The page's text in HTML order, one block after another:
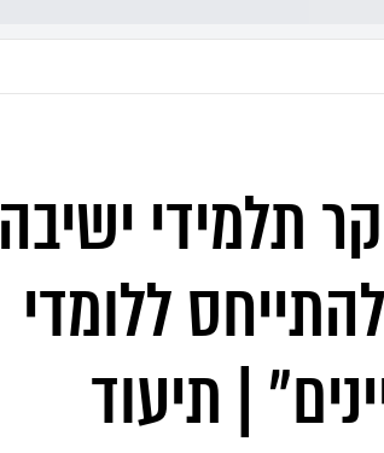
תלמידי ישיבה
ללומדי
| תיעוד